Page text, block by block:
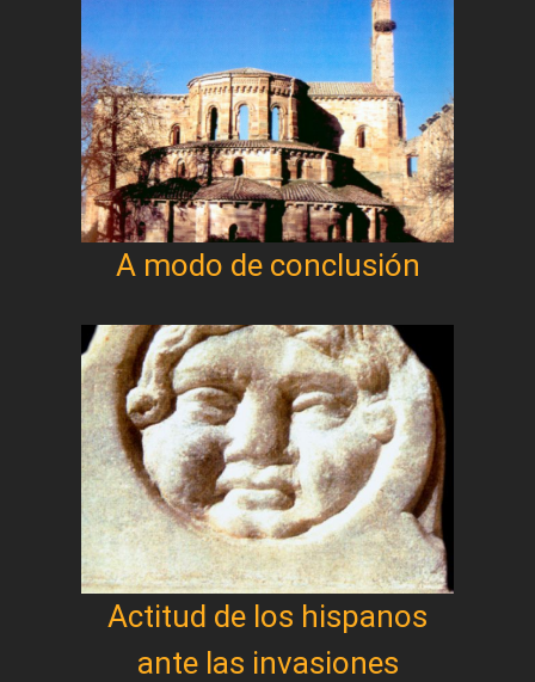
A modo de conclusión
Actitud de los hispanos
ante las invasiones